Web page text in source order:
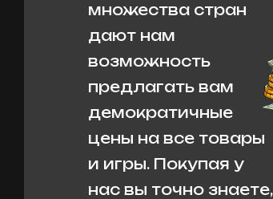
множества стран
дают нам
возможность
предлагать вам
демократичные
цены на все товары
и игры. Покупая у
нас вы точно знаете,